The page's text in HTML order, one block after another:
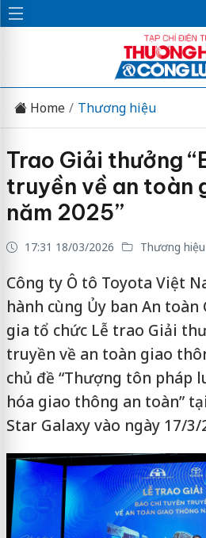
Home Thương hiệu
Trao Giải thưởng
truyền về an toàn
năm 2025”
17:31 18/03/2026 Thương hiệu
Công ty Ô tô Toyota Việt
hành cùng Ủy ban An toàn
gia tổ chức Lễ trao Giải
truyền về an toàn giao
chủ đề “Thượng tôn pháp
hóa giao thông an toàn”
Star Galaxy vào ngày 17/3/